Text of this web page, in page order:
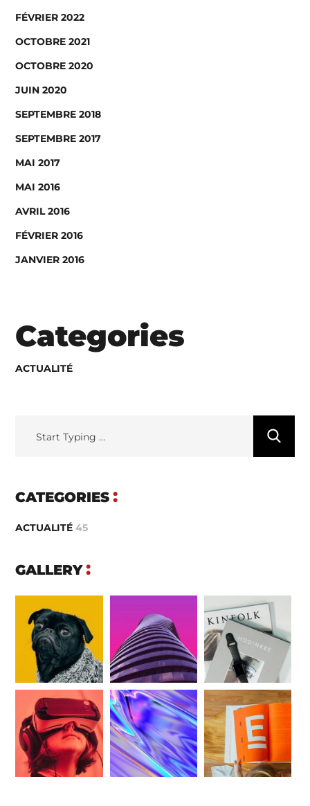
FÉVRIER 2022
OCTOBRE 2021
OCTOBRE 2020
JUIN 2020
SEPTEMBRE 2018
SEPTEMBRE 2017
MAI 2017
MAI 2016
AVRIL 2016
FÉVRIER 2016
JANVIER 2016
Categories
ACTUALITÉ
CATEGORIES
ACTUALITÉ 45
GALLERY